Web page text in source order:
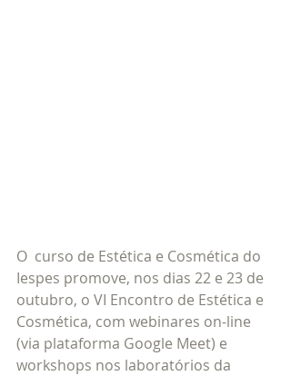
O  curso de Estética e Cosmética do
Iespes promove, nos dias 22 e 23 de
outubro, o VI Encontro de Estética e
Cosmética, com webinares on-line
(via plataforma Google Meet) e
workshops nos laboratórios da